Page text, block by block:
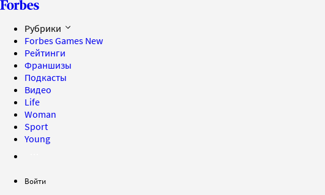
Рубрики
Forbes Games New
Рейтинги
Франшизы
Подкасты
Видео
Life
Woman
Sport
Young
Войти